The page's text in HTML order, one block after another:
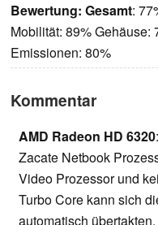
Bewertung: Gesamt:
Mobilität: 89% Gehäuse:
Emissionen: 80%
Kommentar
AMD Radeon HD 6320
Zacate Netbook
Video Prozessor und
Turbo Core kann sich
automatisch übertakten.